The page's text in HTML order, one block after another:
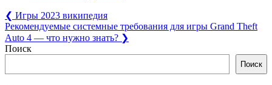
Навигация
по
записям
❮ Previous
Post:
Игры 2023 википедия
Next
Post:
Рекомендуемые системные требования для игры Grand Theft
Auto 4 — что нужно знать? ❯
Поиск
Поиск